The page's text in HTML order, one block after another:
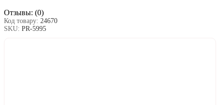
Отзывы: (0)
Код товару: 24670
SKU: PR-5995